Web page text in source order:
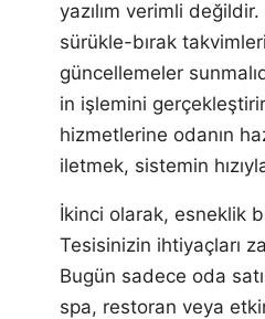
yazılım verimli
sürükle-bırak
güncellemeler
in işlemini
hizmetlerine odanın
iletmek, sistemin
İkinci olarak, esneklik
Tesisinizin ihtiyaçları
Bugün sadece oda
spa, restoran veya